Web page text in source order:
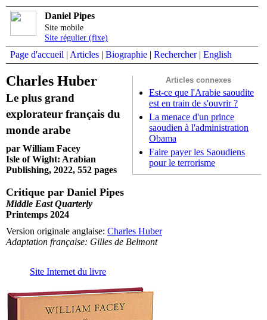
Daniel Pipes
Site mobile
Site régulier (fixe)
Page d'accueil | Articles | Biographie | Rechercher| English
Articles connexes
Est-ce que l'Arabie saoudite
est en train de s'ouvrir ?
La menace d'un prince
saoudien à l'administration
Obama
Faire payer les Saoudiens
pour le terrorisme
Charles Huber
Le plus grand
explorateur français du
monde arabe
par William Facey
Isle of Wight: Arabian
Publishing, 2022, 552 pages
Critique par Daniel Pipes
Middle East Quarterly
Printemps 2024
Version originale anglaise: Charles Huber
Adaptation française: Gilles de Belmont
Site Internet du livre